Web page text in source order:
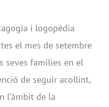
i logopèdia
el mes de setembre
seves famílies en el
de seguir acollint,
l’àmbit de la